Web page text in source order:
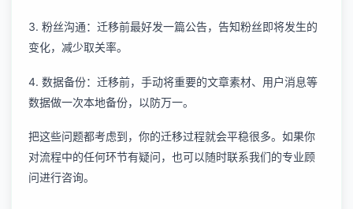
3. 粉丝沟通：迁移前最好发一篇公告，告知粉丝即将发生的
变化，减少取关率。
4. 数据备份：迁移前，手动将重要的文章素材、用户消息等
数据做一次本地备份，以防万一。
把这些问题都考虑到，你的迁移过程就会平稳很多。如果你
对流程中的任何环节有疑问，也可以随时联系我们的专业顾
问进行咨询。